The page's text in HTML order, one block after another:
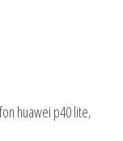
huawei p40 lite,